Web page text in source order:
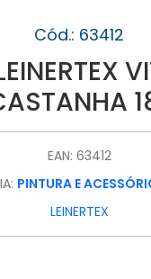
Cód.: 63412
EAN: 63412
PINTURA E
LEINERTEX